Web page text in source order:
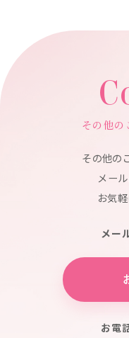
その他の
その他の
メー
お気
メー
お電